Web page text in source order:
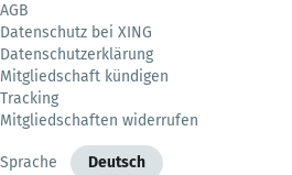
AGB
Datenschutz bei XING
Datenschutzerklärung
Mitgliedschaft kündigen
Tracking
Mitgliedschaften widerrufen
Sprache Deutsch